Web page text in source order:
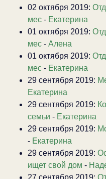
02 октября 2019:
мес - Екатерина
01 октября 2019:
мес - Алена
01 октября 2019:
мес - Екатерина
29 сентября 2019:
Екатерина
29 сентября 2019:
семьи - Екатерина
29 сентября 2019:
- Екатерина
29 сентября 2019:
ищет свой дом -
27 сентября 2019: